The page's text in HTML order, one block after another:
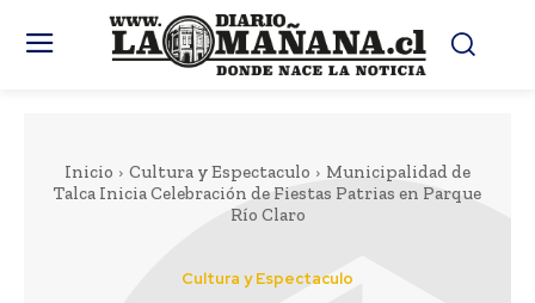
Inicio Cultura y Espectaculo
Municipalidad de
Talca Inicia Celebración de Fiestas Patrias en Parque
Río Claro
Cultura y Espectaculo